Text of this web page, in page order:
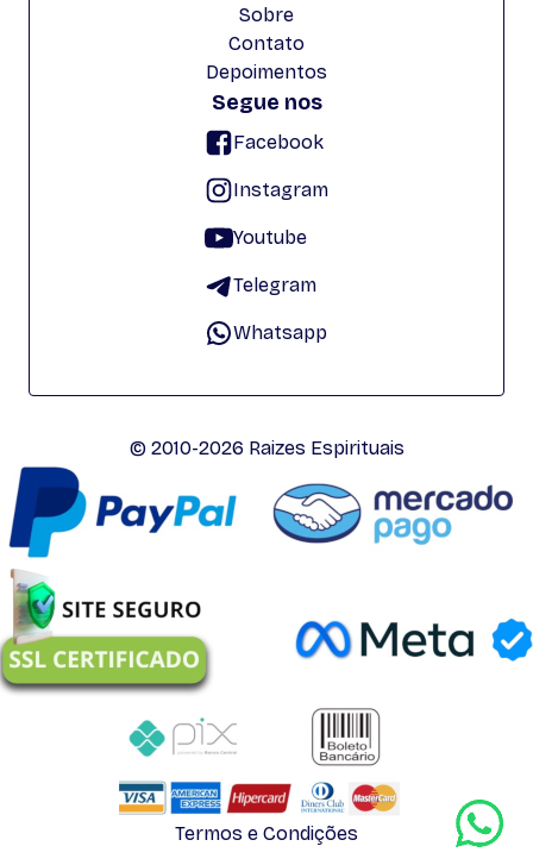
Sobre
Contato
Depoimentos
Segue nos
Facebook
Instagram
Youtube
Telegram
Whatsapp
© 2010-2026 Raizes Espirituais
Termos e Condições